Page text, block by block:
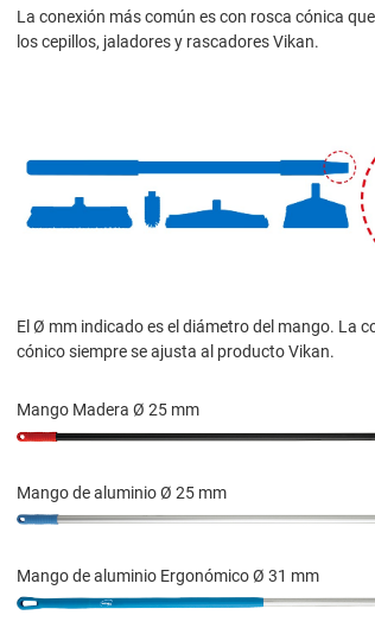
La conexión más común es con rosca cónica
los cepillos, jaladores y rascadores Vikan.
El Ø mm indicado es el diámetro del mango. La
cónico siempre se ajusta al producto Vikan.
Mango Madera Ø 25 mm
Mango de aluminio Ø 25 mm
Mango de aluminio Ergonómico Ø 31 mm